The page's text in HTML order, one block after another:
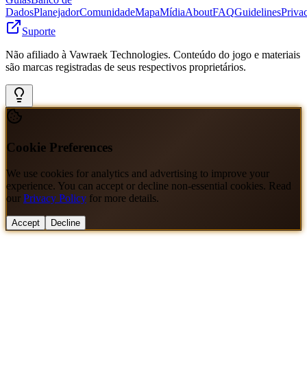
DadosPlanejadorComunidadeMapaMídiaAboutFAQGuidelines
Suporte
Não afiliado à Vawraek Technologies. Conteúdo do jogo e materiais
são marcas registradas de seus respectivos proprietários.
Cookie Preferences
We use cookies for analytics and advertising to improve your
experience. You can accept or decline non-essential cookies. Read
our Privacy Policy for more details.
Accept Decline